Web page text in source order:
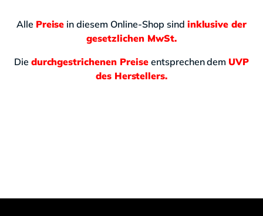
Alle Preise in diesem Online-Shop sind inklusive der
gesetzlichen MwSt.
Die durchgestrichenen Preiseentsprechen dem UVP
des Herstellers.